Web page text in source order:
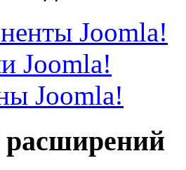
Joomla!
Joomla!
Joomla!
расширений